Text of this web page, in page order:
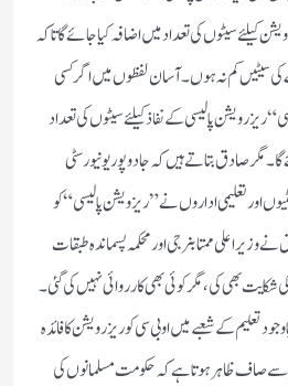
کیلئے سیٹوں کی تعداد میں اضافہ کیا جائے گا تاکہ
سیٹیں کم نہ ہوں۔آسان لفظوں میں اگر کسی
سی“ریزرویشن پالیسی کے نفاذ کیلئے سیٹوں کی تعداد
کردیا جائے گا۔ مگر صادق بتاتے ہیں کہ جادو پوریونیورسٹی
اور تعلیمی اداروں نے ”ریزویشن پالیسی“کو
وزیر اعلی ممتا بنرجی اور محکمہ پسماندہ طبقات
شکایت بھی کی، مگر کوئی بھی کارروائی نہیں کی گئی۔
کے شعبے میں اوبی سی کوریزرویشن کا فائدہ
سے صاف ظاہر ہوتا ہے کہ حکومت مسلمانوں کی